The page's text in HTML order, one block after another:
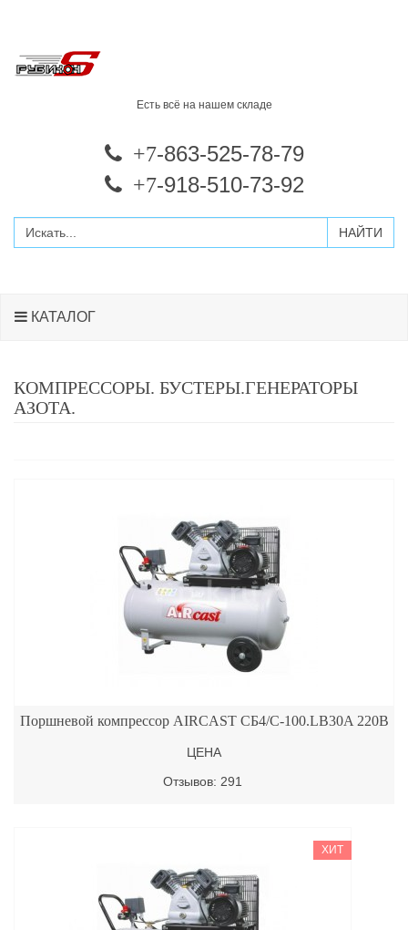
Есть всё на нашем складе
+7-863-525-78-79
+7-918-510-73-92
КАТАЛОГ
КОМПРЕССОРЫ. БУСТЕРЫ.ГЕНЕРАТОРЫ
АЗОТА.
Поршневой компрессор AIRCAST СБ4/С-100.LB30A 220В
ЦЕНА
Отзывов: 291
ХИТ